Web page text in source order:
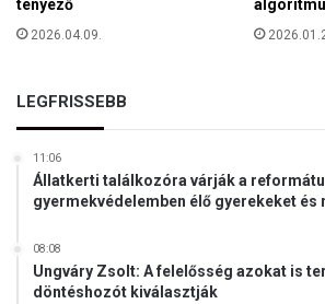
l
o
s
z
tényező
2026.04.09.
LEGFRISSEBB
11:06
Állatkerti találkozóra várják a
gyermekvédelemben élő gyerekeket és
08:08
Ungváry Zsolt: A felelősség azokat is
döntéshozót kiválasztják